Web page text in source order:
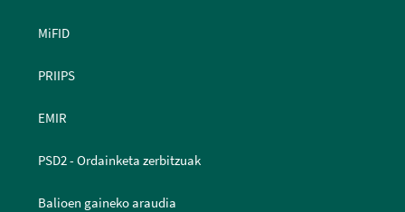
MiFID
PRIIPS
EMIR
PSD2 - Ordainketa zerbitzuak
Balioen gaineko araudia